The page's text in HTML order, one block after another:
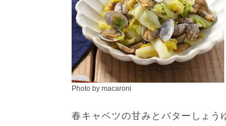
Photo by macaroni
春キャベツの甘みとバターしょう